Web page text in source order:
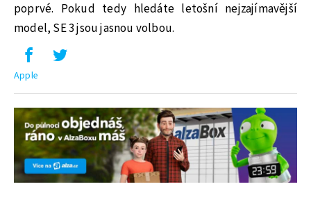
poprvé. Pokud tedy hledáte letošní nejzajímavější
model, SE 3 jsou jasnou volbou.
Apple